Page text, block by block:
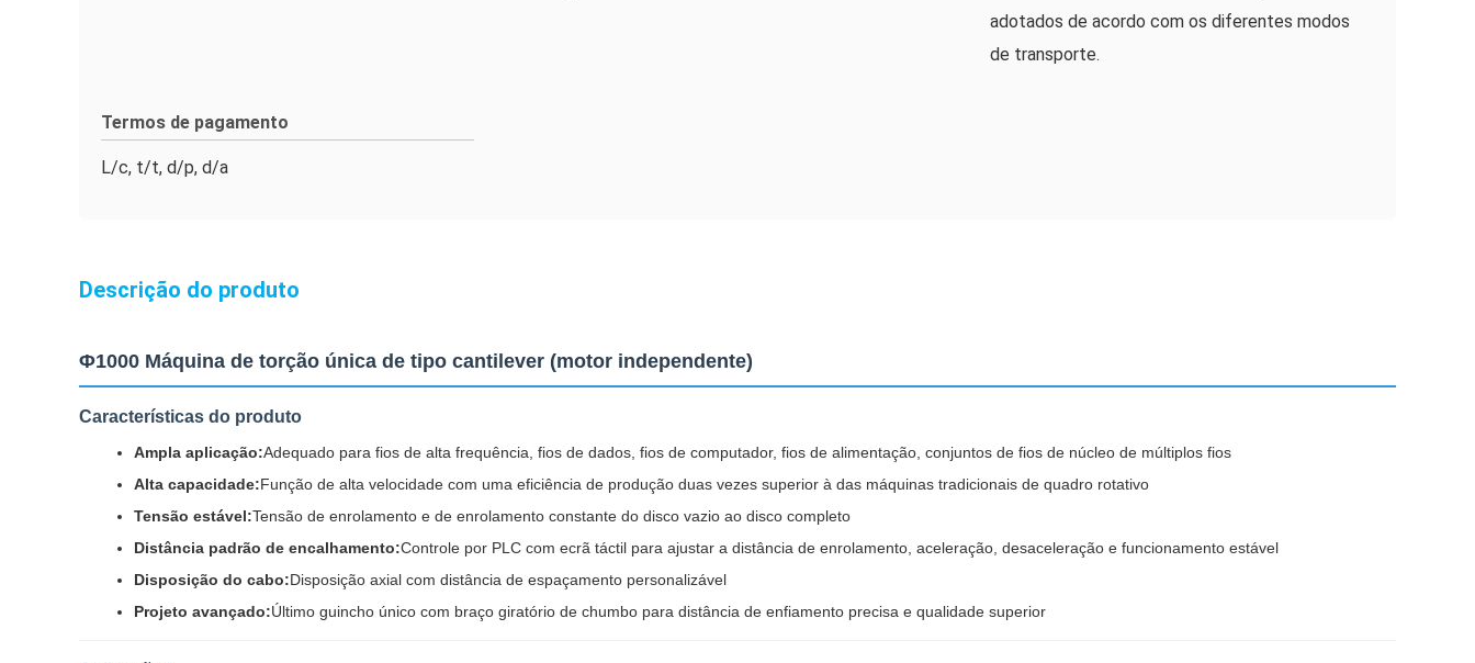
adotados de acordo com os diferentes modos
de transporte.
Termos de pagamento
L/c, t/t, d/p, d/a
Descrição do produto
Φ1000 Máquina de torção única de tipo cantilever (motor independente)
Características do produto
Ampla aplicação:Adequado para fios de alta frequência, fios de dados, fios de computador, fios de alimentação, conjuntos de fios de núcleo de múltiplos fios
Alta capacidade:Função de alta velocidade com uma eficiência de produção duas vezes superior à das máquinas tradicionais de quadro rotativo
Tensão estável:Tensão de enrolamento e de enrolamento constante do disco vazio ao disco completo
Distância padrão de encalhamento:Controle por PLC com ecrã táctil para ajustar a distância de enrolamento, aceleração, desaceleração e funcionamento estável
Disposição do cabo:Disposição axial com distância de espaçamento personalizável
Projeto avançado:Último guincho único com braço giratório de chumbo para distância de enfiamento precisa e qualidade superior